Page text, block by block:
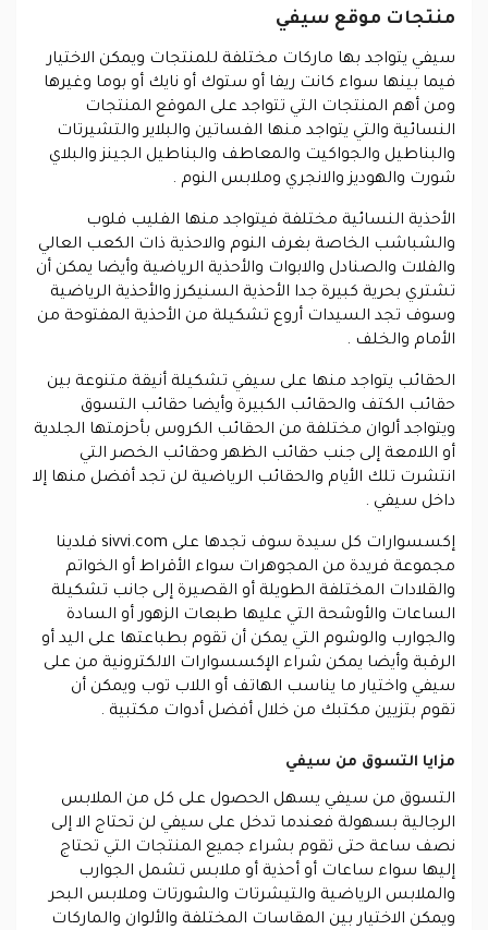
منتجات موقع سيفي
سيفي يتواجد بها ماركات مختلفة للمنتجات ويمكن الاختيار
فيما بينها سواء كانت ريفا أو ستوك أو نايك أو بوما وغيرها
ومن أهم المنتجات التي تتواجد على الموقع المنتجات
النسائية والتي يتواجد منها الفساتين والبلاير والتشيرتات
والبناطيل والجواكيت والمعاطف والبناطيل الجينز والبلاي
شورت والهوديز والانجري وملابس النوم .
الأحذية النسائية مختلفة فيتواجد منها الفليب فلوب
والشباشب الخاصة بغرف النوم والاحذية ذات الكعب العالي
والفلات والصنادل والابوات والأحذية الرياضية وأيضا يمكن أن
تشتري بحرية كبيرة جدا الأحذية السنيكرز والأحذية الرياضية
وسوف تجد السيدات أروع تشكيلة من الأحذية المفتوحة من
الأمام والخلف .
الحقائب يتواجد منها على سيفي تشكيلة أنيقة متنوعة بين
حقائب الكتف والحقائب الكبيرة وأيضا حقائب التسوق
ويتواجد ألوان مختلفة من الحقائب الكروس بأحزمتها الجلدية
أو اللامعة إلى جنب حقائب الظهر وحقائب الخصر التي
انتشرت تلك الأيام والحقائب الرياضية لن تجد أفضل منها إلا
داخل سيفي .
إكسسوارات كل سيدة سوف تجدها على sivvi.com فلدينا
مجموعة فريدة من المجوهرات سواء الأقراط أو الخواتم
والقلادات المختلفة الطويلة أو القصيرة إلى جانب تشكيلة
الساعات والأوشحة التي عليها طبعات الزهور أو السادة
والجوارب والوشوم التي يمكن أن تقوم بطباعتها على اليد أو
الرقبة وأيضا يمكن شراء الإكسسوارات الالكترونية من على
سيفي واختيار ما يناسب الهاتف أو اللاب توب ويمكن أن
تقوم بتزيين مكتبك من خلال أفضل أدوات مكتبية .
مزايا التسوق من سيفي
التسوق من سيفي يسهل الحصول على كل من الملابس
الرجالية بسهولة فعندما تدخل على سيفي لن تحتاج الا إلى
نصف ساعة حتى تقوم بشراء جميع المنتجات التي تحتاج
إليها سواء ساعات أو أحذية أو ملابس تشمل الجوارب
والملابس الرياضية والتيشرتات والشورتات وملابس البحر
ويمكن الاختيار بين المقاسات المختلفة والألوان والماركات